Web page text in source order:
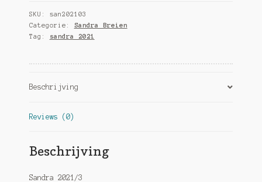
SKU: san202103
Categorie: Sandra Breien
Tag:
sandra 2021
Beschrijving
Reviews (0)
Beschrijving
Sandra 2021/3